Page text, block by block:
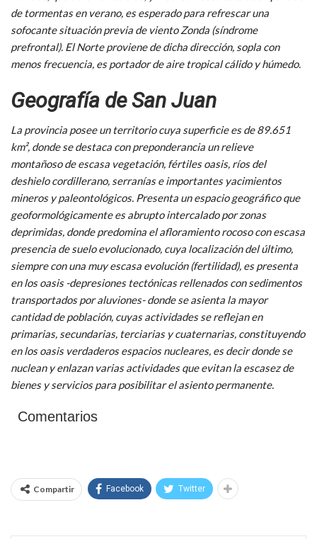
de tormentas en verano, es esperado para refrescar una
sofocante situación previa de viento Zonda (síndrome
prefrontal). El Norte proviene de dicha dirección, sopla con
menos frecuencia, es portador de aire tropical cálido y húmedo.
Geografía de San Juan
La provincia posee un territorio cuya superficie es de 89.651
km², donde se destaca con preponderancia un relieve
montañoso de escasa vegetación, fértiles oasis, ríos del
deshielo cordillerano, serranías e importantes yacimientos
mineros y paleontológicos. Presenta un espacio geográfico que
geoformológicamente es abrupto intercalado por zonas
deprimidas, donde predomina el afloramiento rocoso con escasa
presencia de suelo evolucionado, cuya localización del último,
siempre con una muy escasa evolución (fertilidad), es presenta
en los oasis -depresiones tectónicas rellenados con sedimentos
transportados por aluviones- donde se asienta la mayor
cantidad de población, cuyas actividades se reflejan en
primarias, secundarias, terciarias y cuaternarias, constituyendo
en los oasis verdaderos espacios nucleares, es decir donde se
nuclean y enlazan varias actividades que evitan la escasez de
bienes y servicios para posibilitar el asiento permanente.
Comentarios
Compartir Facebook Twitter